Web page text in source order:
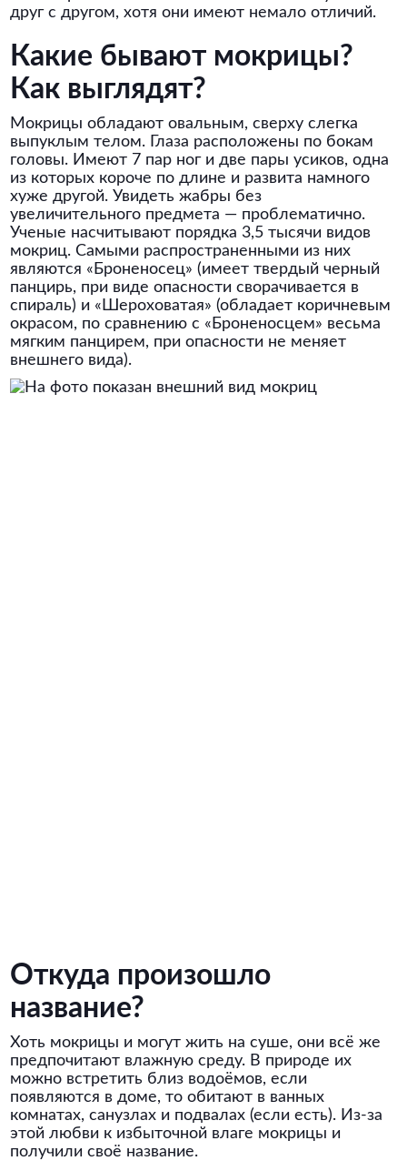
друг с другом, хотя они имеют немало отличий.
Какие бывают мокрицы?
Как выглядят?
Мокрицы обладают овальным, сверху слегка
выпуклым телом. Глаза расположены по бокам
головы. Имеют 7 пар ног и две пары усиков, одна
из которых короче по длине и развита намного
хуже другой. Увидеть жабры без
увеличительного предмета — проблематично.
Ученые насчитывают порядка 3,5 тысячи видов
мокриц. Самыми распространенными из них
являются «Броненосец» (имеет твердый черный
панцирь, при виде опасности сворачивается в
спираль) и «Шероховатая» (обладает коричневым
окрасом, по сравнению с «Броненосцем» весьма
мягким панцирем, при опасности не меняет
внешнего вида).
Откуда произошло
название?
Хоть мокрицы и могут жить на суше, они всё же
предпочитают влажную среду. В природе их
можно встретить близ водоёмов, если
появляются в доме, то обитают в ванных
комнатах, санузлах и подвалах (если есть). Из-за
этой любви к избыточной влаге мокрицы и
получили своё название.